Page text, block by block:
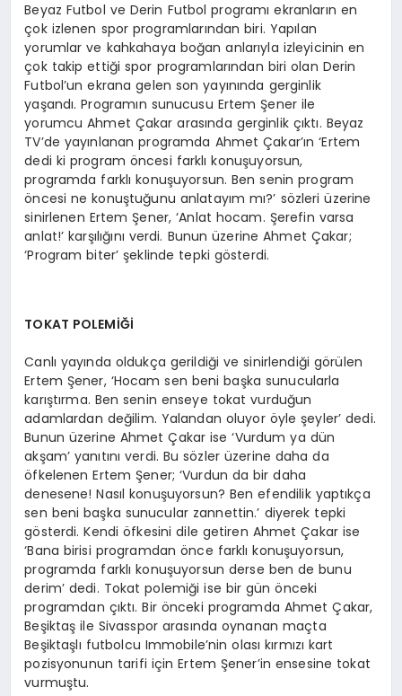
Beyaz Futbol ve Derin Futbol programı ekranların en
çok izlenen spor programlarından biri. Yapılan
yorumlar ve kahkahaya boğan anlarıyla izleyicinin en
çok takip ettiği spor programlarından biri olan Derin
Futbol’un ekrana gelen son yayınında gerginlik
yaşandı. Programın sunucusu Ertem Şener ile
yorumcu Ahmet Çakar arasında gerginlik çıktı. Beyaz
TV’de yayınlanan programda Ahmet Çakar’ın ‘Ertem
dedi ki program öncesi farklı konuşuyorsun,
programda farklı konuşuyorsun. Ben senin program
öncesi ne konuştuğunu anlatayım mı?’ sözleri üzerine
sinirlenen Ertem Şener, ‘Anlat hocam. Şerefin varsa
anlat!’ karşılığını verdi. Bunun üzerine Ahmet Çakar;
‘Program biter’ şeklinde tepki gösterdi.
TOKAT POLEMİĞİ
Canlı yayında oldukça gerildiği ve sinirlendiği görülen
Ertem Şener, ‘Hocam sen beni başka sunucularla
karıştırma. Ben senin enseye tokat vurduğun
adamlardan değilim. Yalandan oluyor öyle şeyler’ dedi.
Bunun üzerine Ahmet Çakar ise ‘Vurdum ya dün
akşam’ yanıtını verdi. Bu sözler üzerine daha da
öfkelenen Ertem Şener; ‘Vurdun da bir daha
denesene! Nasıl konuşuyorsun? Ben efendilik yaptıkça
sen beni başka sunucular zannettin.’ diyerek tepki
gösterdi. Kendi öfkesini dile getiren Ahmet Çakar ise
‘Bana birisi programdan önce farklı konuşuyorsun,
programda farklı konuşuyorsun derse ben de bunu
derim’ dedi. Tokat polemiği ise bir gün önceki
programdan çıktı. Bir önceki programda Ahmet Çakar,
Beşiktaş ile Sivasspor arasında oynanan maçta
Beşiktaşlı futbolcu Immobile’nin olası kırmızı kart
pozisyonunun tarifi için Ertem Şener’in ensesine tokat
vurmuştu.